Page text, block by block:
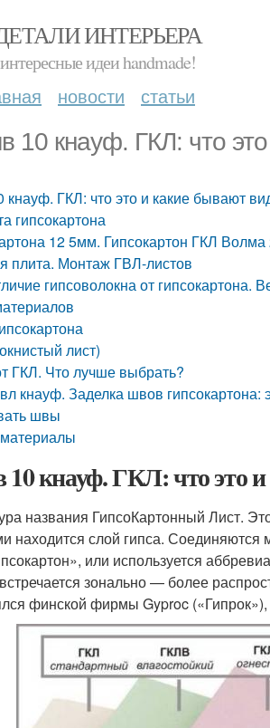
ИНТЕРЬЕРА
интересные идеи handmade!
новости статьи
10 кнауф. ГКЛ: что
кнауф. ГКЛ: что это и какие бывают
гипсокартона
12 5мм. Гипсокартон ГКЛ
плита. Монтаж ГВЛ-листов
гипсоволокна от
лист)
ГКЛ. Что лучше выбрать?
кнауф. Заделка швов
швы
10 кнауф. ГКЛ: что это
названия ГипсоКартонный Лист.
находится слой гипса.
или используется
зонально — более
финской фирмы Gyproc